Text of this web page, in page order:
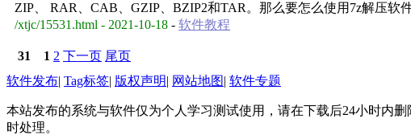
ZIP、 RAR、CAB、GZIP、BZIP2和TAR。那么要怎么使用7z解压软
/xtjc/15531.html - 2021-10-18 - 软件教程
31 1 2 下一页 尾页
软件发布| Tag标签| 版权声明| 网站地图| 软件专题
本站发布的系统与软件仅为个人学习测试使用，请在下载后24小时内
时处理。